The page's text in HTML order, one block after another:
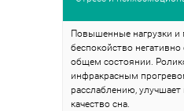
Повышенные нагрузки и
беспокойство
общем состоянии.
инфракрасным
расслаблению, улучшает
качество сна.